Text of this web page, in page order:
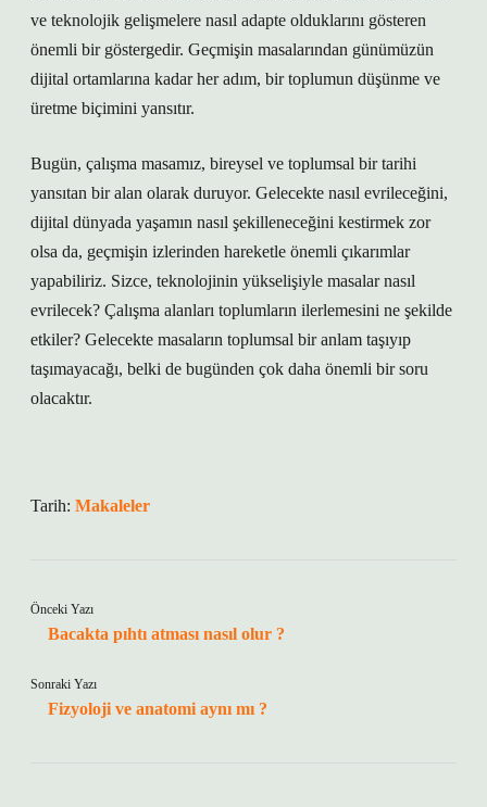
ve teknolojik gelişmelere nasıl adapte olduklarını gösteren
önemli bir göstergedir. Geçmişin masalarından günümüzün
dijital ortamlarına kadar her adım, bir toplumun düşünme ve
üretme biçimini yansıtır.
Bugün, çalışma masamız, bireysel ve toplumsal bir tarihi
yansıtan bir alan olarak duruyor. Gelecekte nasıl evrileceğini,
dijital dünyada yaşamın nasıl şekilleneceğini kestirmek zor
olsa da, geçmişin izlerinden hareketle önemli çıkarımlar
yapabiliriz. Sizce, teknolojinin yükselişiyle masalar nasıl
evrilecek? Çalışma alanları toplumların ilerlemesini ne şekilde
etkiler? Gelecekte masaların toplumsal bir anlam taşıyıp
taşımayacağı, belki de bugünden çok daha önemli bir soru
olacaktır.
Tarih: Makaleler
Önceki Yazı
Bacakta pıhtı atması nasıl olur ?
Sonraki Yazı
Fizyoloji ve anatomi aynı mı ?